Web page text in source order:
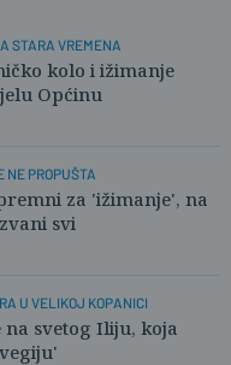
STARA VREMENA
kolo i ižimanje
Općinu
NE PROPUŠTA
za 'ižimanje', na
svi
U VELIKOJ KOPANICI
na svetog Iliju, koja